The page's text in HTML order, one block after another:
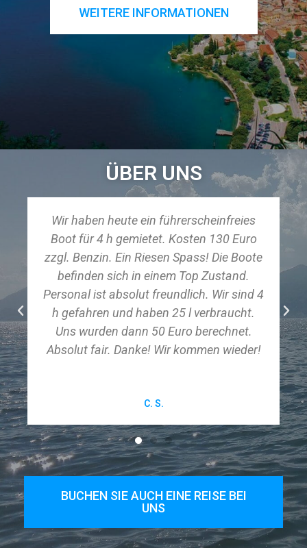
WEITERE INFORMATIONEN
ÜBER UNS
Wir haben heute ein führerscheinfreies
Boot für 4 h gemietet. Kosten 130 Euro
zzgl. Benzin. Ein Riesen Spass! Die Boote
befinden sich in einem Top Zustand.
Personal ist absolut freundlich. Wir sind 4
h gefahren und haben 25 l verbraucht.
Uns wurden dann 50 Euro berechnet.
Absolut fair. Danke! Wir kommen wieder!
C. S.
BUCHEN SIE AUCH EINE REISE BEI
UNS